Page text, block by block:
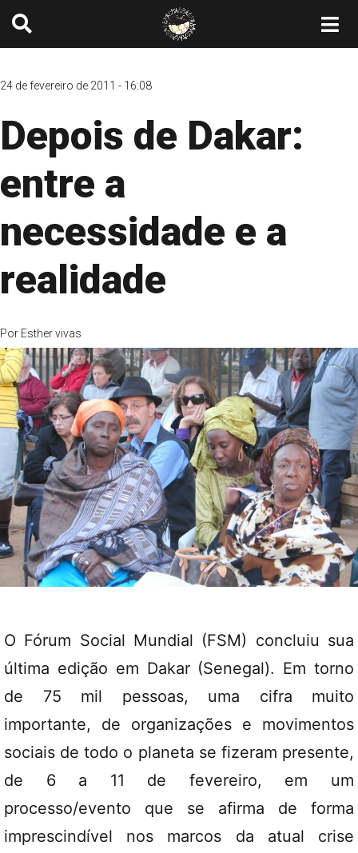
24 de fevereiro de 2011 - 16:08
Depois de Dakar:
entre a
necessidade e a
realidade
Por Esther vivas
O Fórum Social Mundial (FSM) concluiu sua
última edição em Dakar (Senegal). Em torno
de 75 mil pessoas, uma cifra muito
importante, de organizações e movimentos
sociais de todo o planeta se fizeram presente,
de 6 a 11 de fevereiro, em um
processo/evento que se afirma de forma
imprescindível nos marcos da atual crise